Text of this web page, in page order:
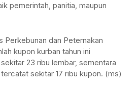
pemerintah, panitia, maupun
Perkebunan dan Peternakan
kupon kurban tahun ini
23 ribu lembar, sementara
sekitar 17 ribu kupon. (ms)